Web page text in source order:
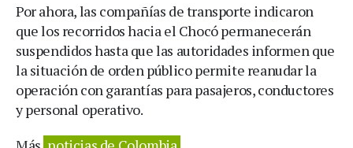
Por ahora, las compañías de transporte indicaron
que los recorridos hacia el Chocó permanecerán
suspendidos hasta que las autoridades informen que
la situación de orden público permite reanudar la
operación con garantías para pasajeros, conductores
y personal operativo.